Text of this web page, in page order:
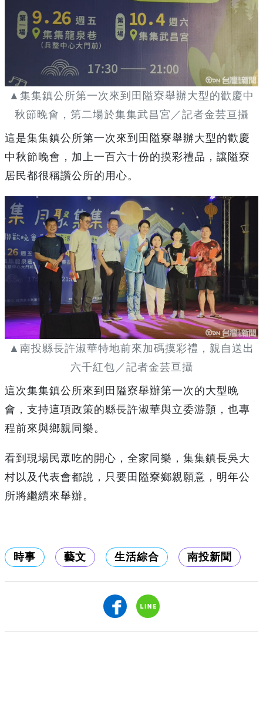
▲集集鎮公所第一次來到田隘寮舉辦大型的歡慶中
秋節晚會，第二場於集集武昌宮／記者金芸亘攝
這是集集鎮公所第一次來到田隘寮舉辦大型的歡慶
中秋節晚會，加上一百六十份的摸彩禮品，讓隘寮
居民都很稱讚公所的用心。
▲南投縣長許淑華特地前來加碼摸彩禮，親自送出
六千紅包／記者金芸亘攝
這次集集鎮公所來到田隘寮舉辦第一次的大型晚
會，支持這項政策的縣長許淑華與立委游顥，也專
程前來與鄉親同樂。
看到現場民眾吃的開心，全家同樂，集集鎮長吳大
村以及代表會都說，只要田隘寮鄉親願意，明年公
所將繼續來舉辦。
時事 藝文 生活綜合 南投新聞